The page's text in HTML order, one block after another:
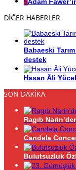
5Adam
DİĞER HABERLER
Babaeski
destek
Hasan Âli
SON DAKİKA
Ragıb
Candela
Bulutsuzluk